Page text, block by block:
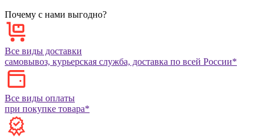
Почему с нами выгодно?
Все виды доставки
самовывоз, курьерская служба, доставка по всей России*
Все виды оплаты
при покупке товара*